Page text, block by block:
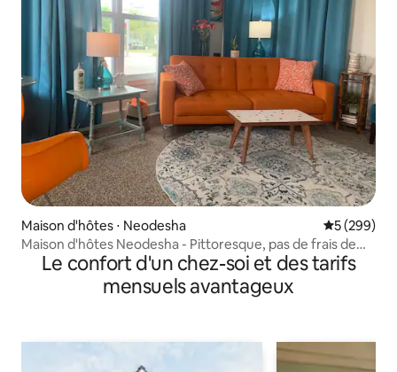
Maison d'hôtes ⋅ Neodesha Évaluation
5 (299)
Maison d'hôtes Neodesha - Pittoresque, pas de frais de
ménage
Le confort d'un chez-soi et des tarifs
mensuels avantageux